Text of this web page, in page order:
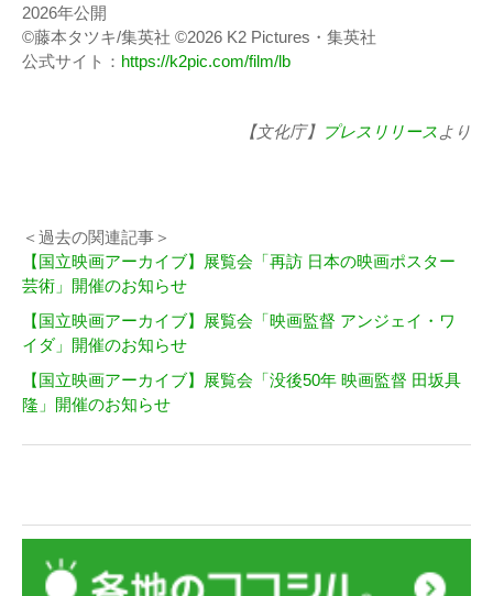
2026年公開
©藤本タツキ/集英社 ©2026 K2 Pictures・集英社
公式サイト： https://k2pic.com/film/lb
【文化庁】 プレスリリースより
＜過去の関連記事＞
【国立映画アーカイブ】展覧会「再訪 日本の映画ポスター
芸術」開催のお知らせ
【国立映画アーカイブ】展覧会「映画監督 アンジェイ・ワ
イダ」開催のお知らせ
【国立映画アーカイブ】展覧会「没後50年 映画監督 田坂具
隆」開催のお知らせ